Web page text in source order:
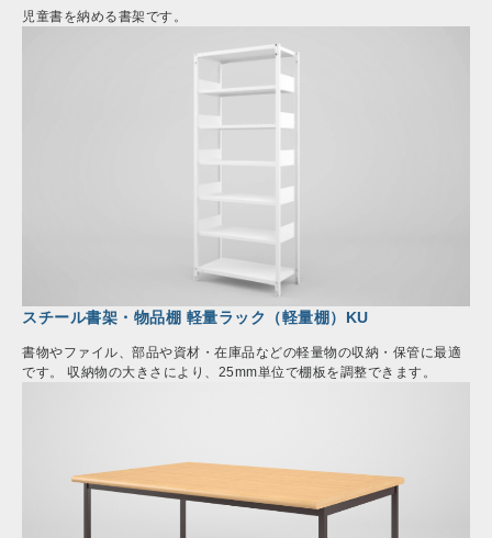
児童書を納める書架です。
スチール書架・物品棚 軽量ラック（軽量棚）KU
書物やファイル、部品や資材・在庫品などの軽量物の収納・保管に最適
です。 収納物の大きさにより、25mm単位で棚板を調整できます。